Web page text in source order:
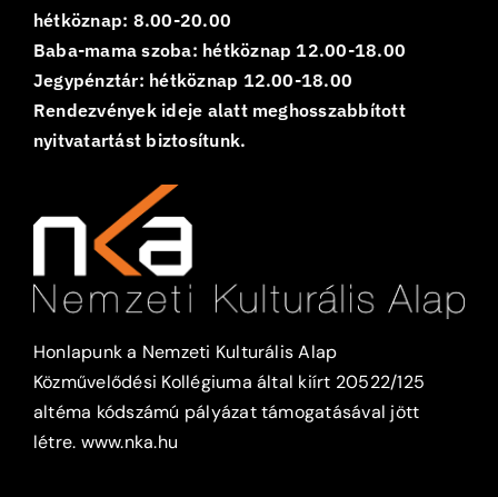
hétköznap: 8.00-20.00
Baba-mama szoba: hétköznap 12.00-18.00
Jegypénztár: hétköznap 12.00-18.00
Rendezvények ideje alatt meghosszabbított
nyitvatartást biztosítunk.
Honlapunk a Nemzeti Kulturális Alap
Közművelődési Kollégiuma által kiírt 20522/125
altéma kódszámú pályázat támogatásával jött
létre. www.nka.hu